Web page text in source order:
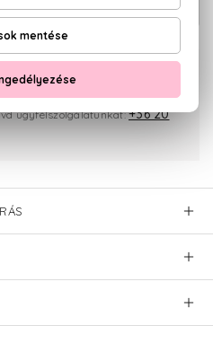
testradír 250 ml
visszaküldési garanciával
ügyfélszolgálatunkat:+36 20